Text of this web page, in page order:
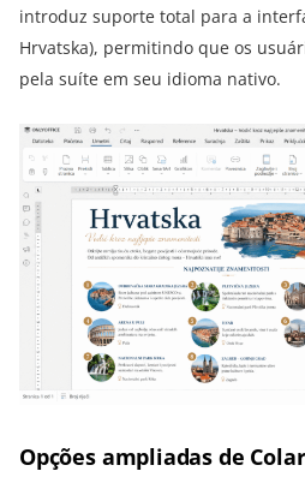
introduz suporte total para a
Hrvatska), permitindo que os
pela suíte em seu idioma nativo.
Opções ampliadas de Colar